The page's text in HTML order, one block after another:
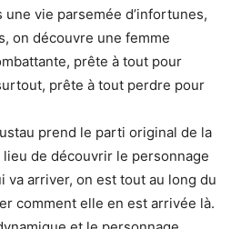
vie parsemée d’infortunes,
on découvre une femme
prête à tout pour
prête à tout perdre pour
prend le parti original de la
de découvrir le personnage
va arriver, on est tout au long du
comment elle en est arrivée là.